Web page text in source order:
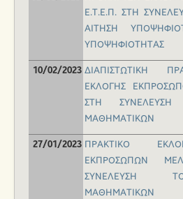
Ε.Τ.Ε.Π. ΣΤΗ
ΑΙΤΗΣΗ
ΥΠΟΨΗΦΙΟΤΗΤΑΣ
10/02/2023 ΔΙΑΠΙΣΤΩΤΙΚΗ
ΕΚΛΟΓΗΣ
ΣΤΗ
ΜΑΘΗΜΑΤΙΚΩΝ
27/01/2023 ΠΡΑΚΤΙΚΟ
ΕΚΠΡΟΣΩΠΩΝ
ΣΥΝΕΛΕΥΣΗ
ΜΑΘΗΜΑΤΙΚΩΝ